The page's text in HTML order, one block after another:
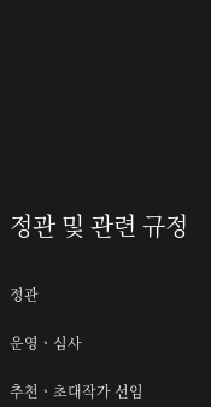
정관 및 관련 규정
정관
운영ㆍ심사
추천ㆍ초대작가 선임